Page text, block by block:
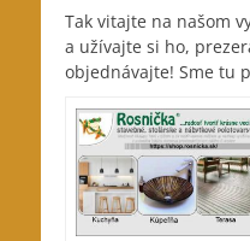
Tak vitajte na našom
a užívajte si ho,
objednávajte! Sme tu